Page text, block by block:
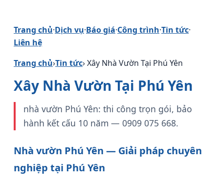
Trang chủ·Dịch vụ·Báo giá·Công trình·Tin tức·
Liên hệ
Trang chủ›Tin tức› Xây Nhà Vườn Tại Phú Yên
Xây Nhà Vườn Tại Phú Yên
nhà vườn Phú Yên: thi công trọn gói, bảo
hành kết cấu 10 năm — 0909 075 668.
Nhà vườn Phú Yên — Giải pháp chuyên
nghiệp tại Phú Yên